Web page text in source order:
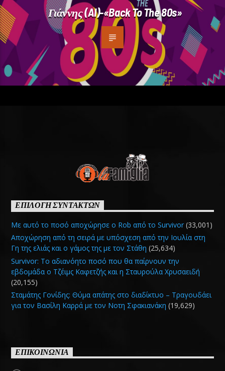
Γιάννης (AI)-«Back To The 80s»
ΕΠΙΛΟΓΗ ΣΥΝΤΑΚΤΩΝ
Με αυτό το ποσό αποχώρησε ο Rob από το Survivor (33,001)
Αποχώρηση από τη σειρά με υπόσχεση από την Ιουλία στη
Γη της ελιάς και ο γάμος της με τον Στάθη (25,634)
Survivor: Το αδιανόητο ποσό που θα παίρνουν την
εβδομάδα ο Τζέιμς Καφετζής και η Σταυρούλα Χρυσαειδή
(20,155)
Σταμάτης Γονίδης: Θύμα απάτης στο διαδίκτυο – Τραγουδάει
για τον Βασίλη Καρρά με τον Νοτη Σφακιανάκη (19,629)
ΕΠΙΚΟΙΝΩΝΙΑ